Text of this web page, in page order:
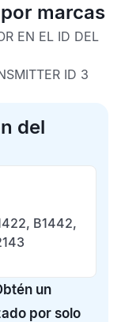
marcas
EN EL ID DEL
ID 3
del
B1442,
un
por solo